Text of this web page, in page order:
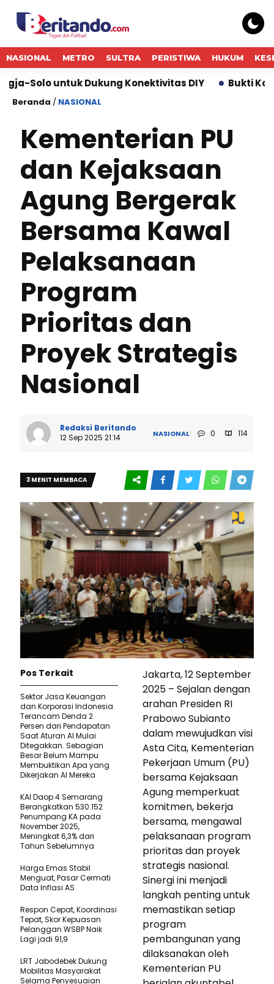
NASIONAL METRO SULTRA PERISTIWA HUKUM
Dukung Konektivitas DIY Bukti Komitmen
Beranda / NASIONAL
Kementerian PU
dan Kejaksaan
Agung Bergerak
Bersama Kawal
Pelaksanaan
Program
Prioritas dan
Proyek Strategis
Nasional
Redaksi Beritando
12 Sep 2025 21:14
NASIONAL 0 114
3 MENIT MEMBACA
Jakarta, 12 September
2025 – Sejalan dengan
arahan Presiden RI
Prabowo Subianto
dalam mewujudkan visi
Asta Cita, Kementerian
Pekerjaan Umum (PU)
bersama Kejaksaan
Agung memperkuat
komitmen, bekerja
bersama, mengawal
pelaksanaan program
prioritas dan proyek
strategis nasional.
Sinergi ini menjadi
langkah penting untuk
memastikan setiap
program
pembangunan yang
dilaksanakan oleh
Kementerian PU
Pos Terkait
Sektor Jasa Keuangan
dan Korporasi Indonesia
Terancam Denda 2
Persen dari Pendapatan
Saat Aturan AI Mulai
Ditegakkan. Sebagian
Besar Belum Mampu
Membuktikan Apa yang
Dikerjakan AI Mereka
KAI Daop 4 Semarang
Berangkatkan 530.152
Penumpang KA pada
November 2025,
Meningkat 6,3% dari
Tahun Sebelumnya
Harga Emas Stabil
Menguat, Pasar Cermati
Data Inflasi AS
Respon Cepat, Koordinasi
Tepat, Skor Kepuasan
Pelanggan WSBP Naik
Lagi jadi 91,9
LRT Jabodebek Dukung
Mobilitas Masyarakat
Selama Penyesuaian